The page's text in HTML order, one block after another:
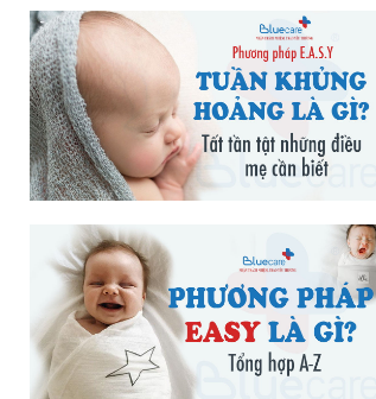
Rơ lưỡi cho trẻ
[ 29/02/2024 ] Châm cứu